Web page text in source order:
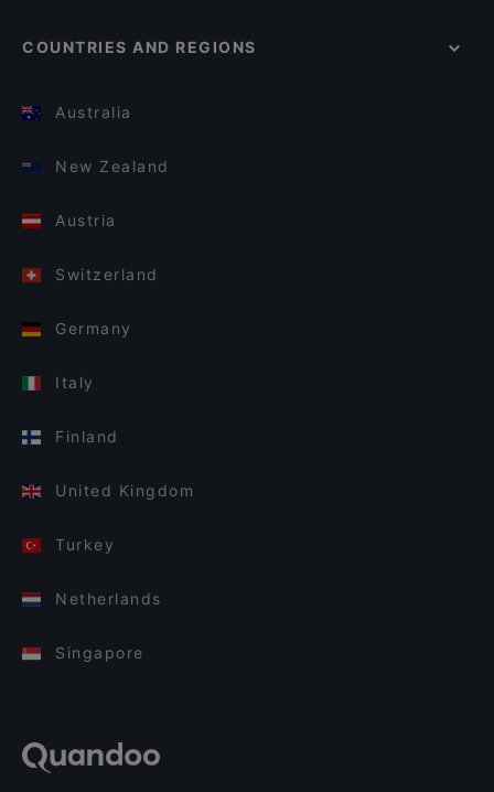
COUNTRIES AND REGIONS
Australia
New Zealand
Austria
Switzerland
Germany
Italy
Finland
United Kingdom
Turkey
Netherlands
Singapore